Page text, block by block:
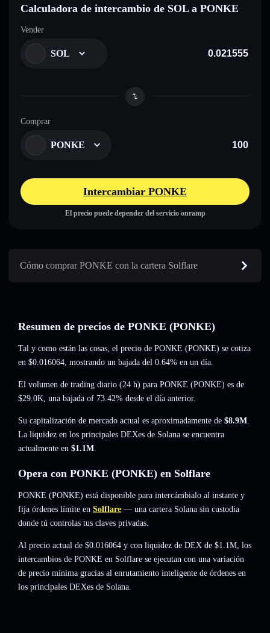
Calculadora de intercambio de SOL a PONKE
Vender
SOL
Comprar
PONKE
Intercambiar PONKE
El precio puede depender del servicio onramp
Cómo comprar PONKE con la cartera Solflare
Resumen de precios de PONKE (PONKE)
Tal y como están las cosas, el precio de PONKE (PONKE) se cotiza
en $0.016064, mostrando un bajada del 0.64% en un día.
El volumen de trading diario (24 h) para PONKE (PONKE) es de
$29.0K, una bajada of 73.42% desde el día anterior.
Su capitalización de mercado actual es aproximadamente de $8.9M.
La liquidez en los principales DEXes de Solana se encuentra
actualmente en $1.1M.
Opera con PONKE (PONKE) en Solflare
PONKE (PONKE) está disponible para intercámbialo al instante y
fija órdenes límite en Solflare — una cartera Solana sin custodia
donde tú controlas tus claves privadas.
Al precio actual de $0.016064 y con liquidez de DEX de $1.1M, los
intercambios de PONKE en Solflare se ejecutan con una variación
de precio mínima gracias al enrutamiento inteligente de órdenes en
los principales DEXes de Solana.